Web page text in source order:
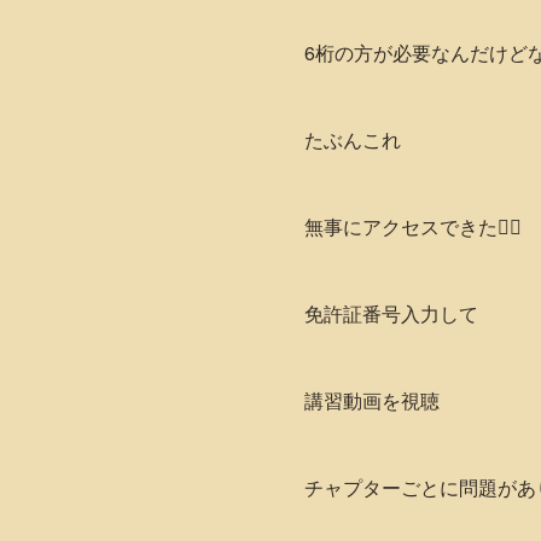
6桁の方が必要なんだけど
たぶんこれ
無事にアクセスできた😮‍💨
免許証番号入力して
講習動画を視聴
チャプターごとに問題があ